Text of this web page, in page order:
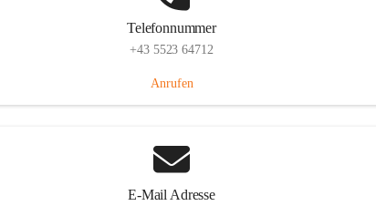
Telefonnummer
+43 5523 64712
Anrufen
E-Mail Adresse